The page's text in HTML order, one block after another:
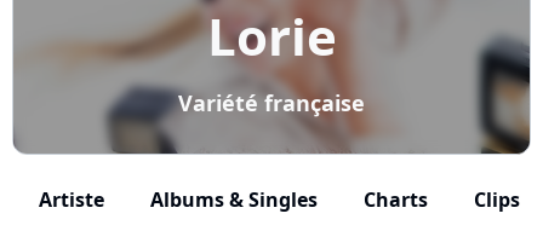
Lorie
Variété française
Artiste Albums & Singles Charts Clips